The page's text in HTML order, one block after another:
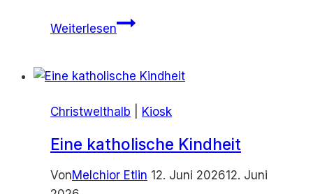
WeiterlesenFrüherkennung
Gebot
Christwelthalb Kiosk
Eine katholische Kindheit
VonMelchior Etlin 12. Juni 202612. Juni